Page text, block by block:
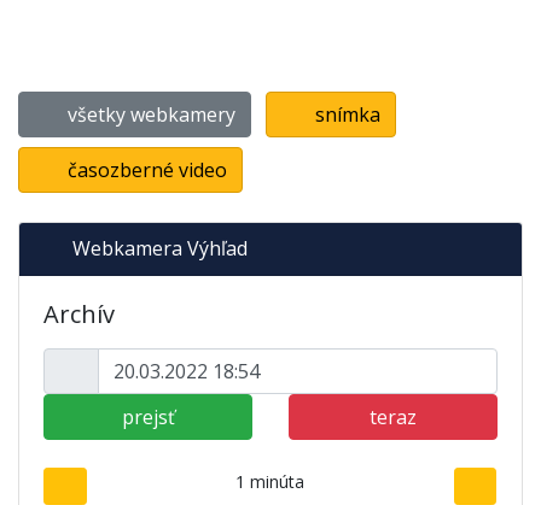
všetky webkamery snímka
časozberné video
Webkamera Výhľad
Archív
prejsť teraz
1 minúta